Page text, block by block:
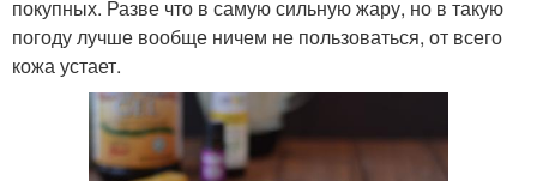
покупных. Разве что в самую сильную жару, но в такую
погоду лучше вообще ничем не пользоваться, от всего
кожа устает.